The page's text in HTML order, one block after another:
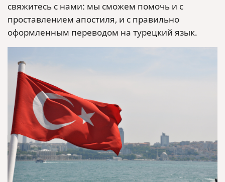
свяжитесь с нами: мы сможем помочь и с
проставлением апостиля, и с правильно
оформленным переводом на турецкий язык.